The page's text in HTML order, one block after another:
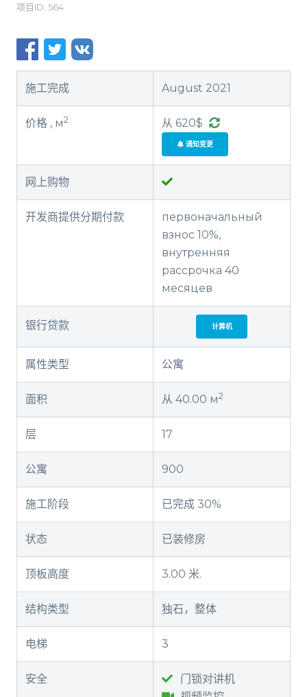
项目ID: 564
施工完成 August 2021
价格 , м2 从 620$
通知变更
网上购物
开发商提供分期付款
первоначальный
взнос 10%,
внутренняя
рассрочка 40
месяцев
银行贷款 计算机
属性类型 公寓
面积 从 40.00 м2
层 17
公寓 900
施工阶段 已完成 30%
状态 已装修房
顶板高度 3.00 米.
结构类型 独石，整体
电梯 3
安全
门锁对讲机